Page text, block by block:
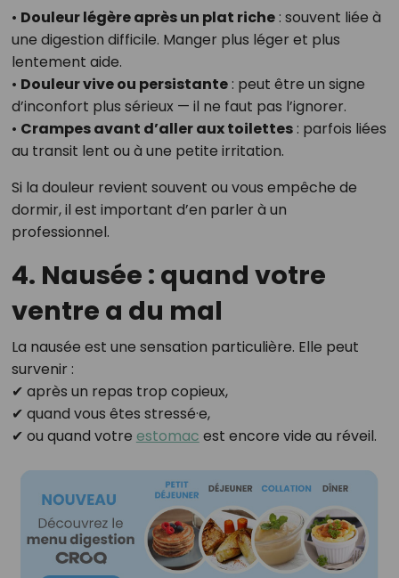
• Douleur légère après un plat riche: souvent liée à
une digestion difficile. Manger plus léger et plus
lentement aide.
• Douleur vive ou persistante: peut être un signe
d’inconfort plus sérieux — il ne faut pas l’ignorer.
• Crampes avant d’aller aux toilettes: parfois liées
au transit lent ou à une petite irritation.
Si la douleur revient souvent ou vous empêche de
dormir, il est important d’en parler à un
professionnel.
4. Nausée : quand votre
ventre a du mal
La nausée est une sensation particulière. Elle peut
survenir :
✔ après un repas trop copieux,
✔ quand vous êtes stressé·e,
✔ ou quand votre estomac est encore vide au réveil.